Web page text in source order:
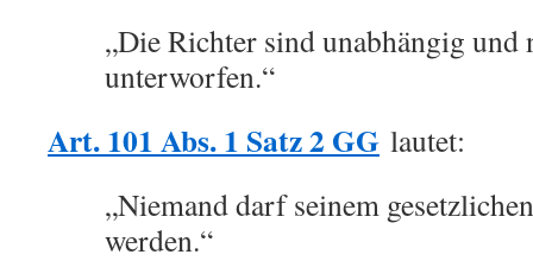
„Die Richter sind unabhängig und
unterworfen.“
Art. 101 Abs. 1 Satz 2 GG lautet:
„Niemand darf seinem
werden.“